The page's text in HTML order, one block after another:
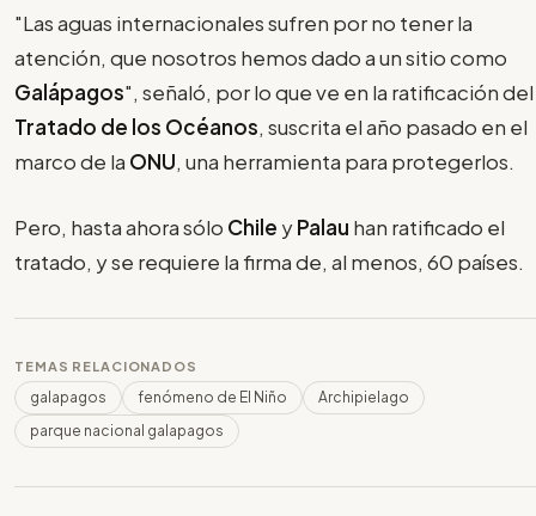
"Las aguas internacionales sufren por no tener la
atención, que nosotros hemos dado a un sitio como
Galápagos", señaló, por lo que ve en la ratificación del
Tratado de los Océanos, suscrita el año pasado en el
marco de la ONU, una herramienta para protegerlos.
Pero, hasta ahora sólo Chile yPalau han ratificado el
tratado, y se requiere la firma de, al menos, 60 países.
TEMAS RELACIONADOS
galapagos fenómeno de El Niño
Archipielago
parque nacional galapagos